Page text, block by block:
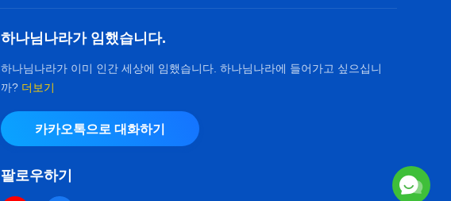
9:40
9:44
하나님나라가 임했습니다.
하나님나라가 이미 인간 세상에 임했습니다. 하나님나라에 들어가고 싶으십니
까? 더보기
카카오톡으로 대화하기
팔로우하기